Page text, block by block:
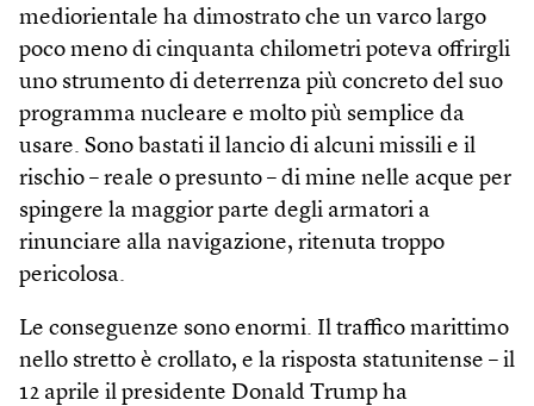
mediorientale ha dimostrato che un varco largo
poco meno di cinquanta chilometri poteva offrirgli
uno strumento di deterrenza più concreto del suo
programma nucleare e molto più semplice da
usare. Sono bastati il lancio di alcuni missili e il
rischio – reale o presunto – di mine nelle acque per
spingere la maggior parte degli armatori a
rinunciare alla navigazione, ritenuta troppo
pericolosa.
Le conseguenze sono enormi. Il traffico marittimo
nello stretto è crollato, e la risposta statunitense – il
12 aprile il presidente Donald Trump ha